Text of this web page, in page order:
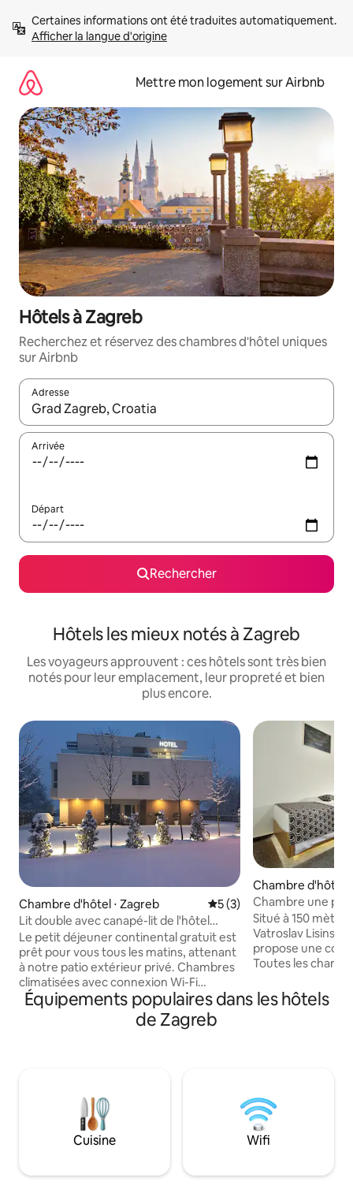
directement
Afficher la langue d'origine
Mettre mon logement sur Airbnb
Hôtels à Zagreb
Recherchez et réservez des chambres d'hôtel uniques
sur Airbnb
Adresse
Lorsque les résultats s'affichent, utilisez les flèches vers le
Arrivée
Départ
Rechercher
Hôtels les mieux notés à Zagreb
Les voyageurs approuvent : ces hôtels sont très bien
notés pour leur emplacement, leur propreté et bien
plus encore.
Chambre d'hôtel ⋅ Zagreb Évaluation moyenne sur
5 (3)
Lit double avec canapé-lit de l'hôtel
Magdalena
Le petit déjeuner continental gratuit est
prêt pour vous tous les matins, attenant
à notre patio extérieur privé. Chambres
climatisées avec connexion Wi-Fi
gratuite, situées à l'entrée sud-ouest de
Zagreb sur l'E65 HW, à 2,5 km de
l'aréna/centre commercial de Zagreb.
de toilette gratuits. Certaines chambres
comprennent un balcon. Un personnel
de réception est disponible 24h/24. Le
centre de Zagreb et l'aéroport est situé
gratuit.
Chambre d'hôtel
Chambre une
Situé à 150
Vatroslav Lisinski,
propose une
Toutes les
télévision à
Chacune est
jours à partir de 00:24h Le
trouve juste
supplément de
Équipements populaires dans les hôtels
de Zagreb
Cuisine Wifi